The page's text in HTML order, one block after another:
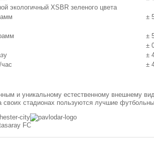
экологичный XSBR зеленого цвета
±
±
±
±
±
и уникальному естественному внешнему
своих стадионах пользуются лучшие